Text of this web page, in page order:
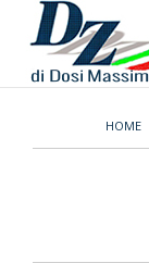
Minimal
HOME